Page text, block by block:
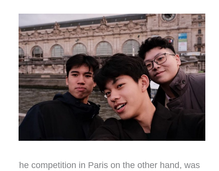
The competition in Paris on the other hand, was